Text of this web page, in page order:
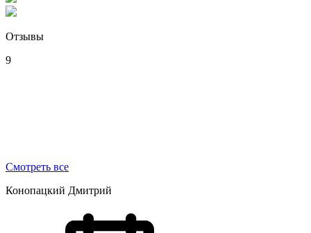
Отзывы
9
Смотреть все
Конопацкий Дмитрий